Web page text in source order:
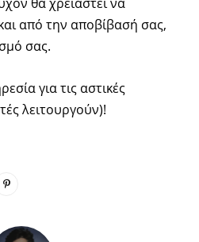
από την αποβίβασή σας,
σας.
για τις αστικές
λειτουργούν)!